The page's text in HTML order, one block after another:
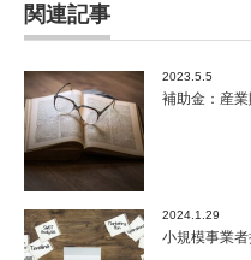
関連記事
2023.5.5
補助金：産
2024.1.29
小規模事業